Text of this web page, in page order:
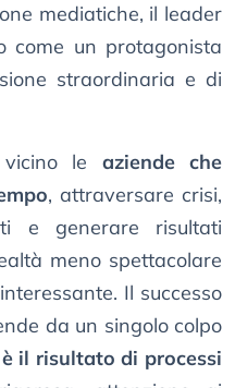
mediatiche, il leader
come un protagonista
straordinaria e di
vicino le aziende che
, attraversare crisi,
e generare risultati
meno spettacolare
Il successo
da un singolo colpo
è il risultato di processi